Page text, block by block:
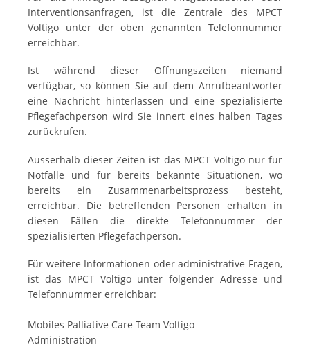
Interventionsanfragen, ist die Zentrale des MPCT
Voltigo unter der oben genannten Telefonnummer
erreichbar.
Ist während dieser Öffnungszeiten niemand
verfügbar, so können Sie auf dem Anrufbeantworter
eine Nachricht hinterlassen und eine spezialisierte
Pflegefachperson wird Sie innert eines halben Tages
zurückrufen.
Ausserhalb dieser Zeiten ist das MPCT Voltigo nur für
Notfälle und für bereits bekannte Situationen, wo
bereits ein Zusammenarbeitsprozess besteht,
erreichbar. Die betreffenden Personen erhalten in
diesen Fällen die direkte Telefonnummer der
spezialisierten Pflegefachperson.
Für weitere Informationen oder administrative Fragen,
ist das MPCT Voltigo unter folgender Adresse und
Telefonnummer erreichbar:
Mobiles Palliative Care Team Voltigo
Administration